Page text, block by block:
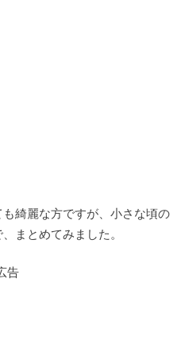
綺麗な方ですが、小さな頃の
まとめてみました。
告